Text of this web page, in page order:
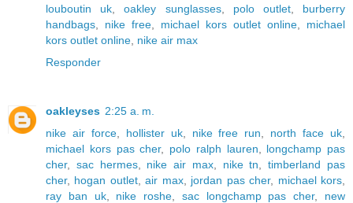
louboutin uk ,oakley sunglasses, polo outlet, burberry
handbags
nike free michael kors outlet online
michael
kors outlet online nike air max
Responder
oakleyses 2:25 a. m.
nike air force, hollister uk, nike free run north face uk
michael kors pas cher, polo ralph lauren
longchamp pas
cher, sac hermes, nike air max, nike tn ,timberland pas
cher, hogan outlet,air max, jordan pas cher, michael kors
ray ban uk, nike roshe sac longchamp pas cher, new